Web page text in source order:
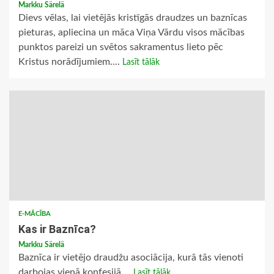
Markku Särelä
Dievs vēlas, lai vietējās kristīgās draudzes un baznīcas
pieturas, apliecina un māca Viņa Vārdu visos mācības
punktos pareizi un svētos sakramentus lieto pēc
Kristus norādījumiem.... Lasīt tālāk
E-MĀCĪBA
Kas ir Baznīca?
Markku Särelä
Baznīca ir vietējo draudžu asociācija, kurā tās vienoti